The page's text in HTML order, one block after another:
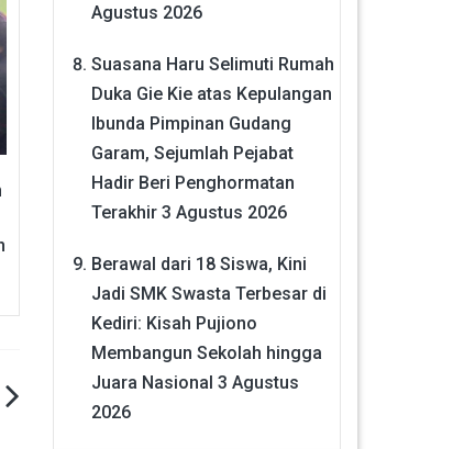
Agustus 2026
Suasana Haru Selimuti Rumah
Duka Gie Kie atas Kepulangan
Ibunda Pimpinan Gudang
Garam, Sejumlah Pejabat
Hadir Beri Penghormatan
Terakhir 3 Agustus 2026
Berawal dari 18 Siswa, Kini
Jadi SMK Swasta Terbesar di
Kediri: Kisah Pujiono
Membangun Sekolah hingga
Juara Nasional 3 Agustus
2026